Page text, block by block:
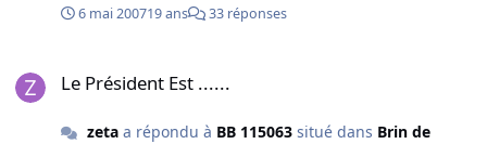
6 mai 200719 ans 33 réponses
Le Président Est ......
zetaa répondu à BB 115063situé dans Brin de